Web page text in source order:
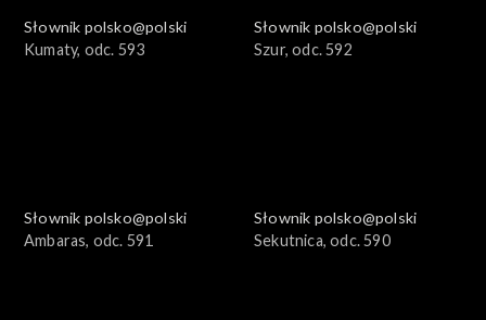
Słownik polsko@polski
Kumaty, odc. 593
Słownik polsko@polski
Szur, odc. 592
Słownik polsko@polski
Ambaras, odc. 591
Słownik polsko@polski
Sekutnica, odc. 590